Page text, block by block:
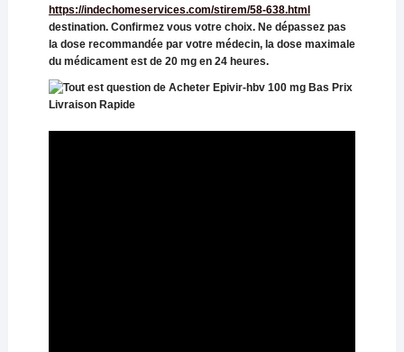
https://indechomeservices.com/stirem/58-638.html
destination. Confirmez vous votre choix. Ne dépassez pas
la dose recommandée par votre médecin, la dose maximale
du médicament est de 20 mg en 24 heures.